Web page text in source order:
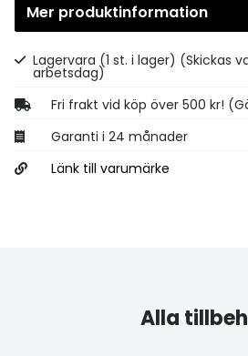
Gå till kassan
Mer produktinformation
Lagervara (1 st. i lager) (Skickas
arbetsdag)
Fri frakt vid köp över 500 kr!
Garanti i 24 månader
Länk till varumärke
Alla